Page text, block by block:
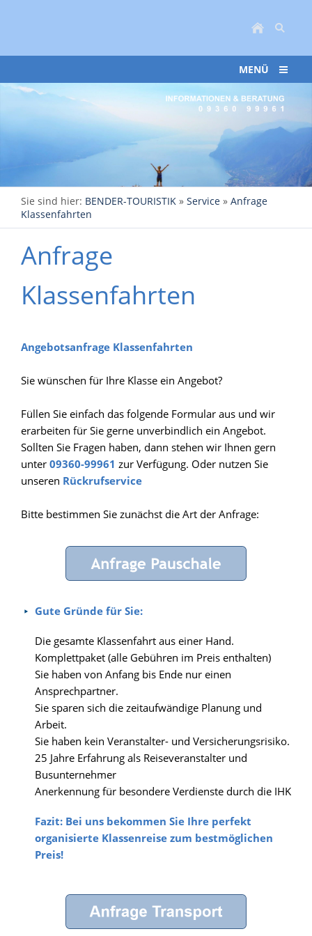
MENÜ
Sie sind hier: BENDER-TOURISTIK » Service » Anfrage
Klassenfahrten
Anfrage
Klassenfahrten
Angebotsanfrage Klassenfahrten
Sie wünschen für Ihre Klasse ein Angebot?
Füllen Sie einfach das folgende Formular aus und wir
erarbeiten für Sie gerne unverbindlich ein Angebot.
Sollten Sie Fragen haben, dann stehen wir Ihnen gern
unter 09360-99961 zur Verfügung. Oder nutzen Sie
unseren Rückrufservice
Bitte bestimmen Sie zunächst die Art der Anfrage:
Gute Gründe für Sie:
Die gesamte Klassenfahrt aus einer Hand.
Komplettpaket (alle Gebühren im Preis enthalten)
Sie haben von Anfang bis Ende nur einen
Ansprechpartner.
Sie sparen sich die zeitaufwändige Planung und
Arbeit.
Sie haben kein Veranstalter- und Versicherungsrisiko.
25 Jahre Erfahrung als Reiseveranstalter und
Busunternehmer
Anerkennung für besondere Verdienste durch die IHK
Fazit: Bei uns bekommen Sie Ihre perfekt
organisierte Klassenreise zum bestmöglichen
Preis!